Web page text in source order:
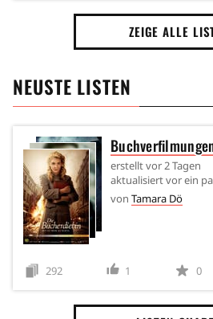
ZEIGE ALLE
NEUSTE LISTEN
erstelltvor 2 Tagen
aktualisiertvor ein
von Tamara Dö
292 1 0